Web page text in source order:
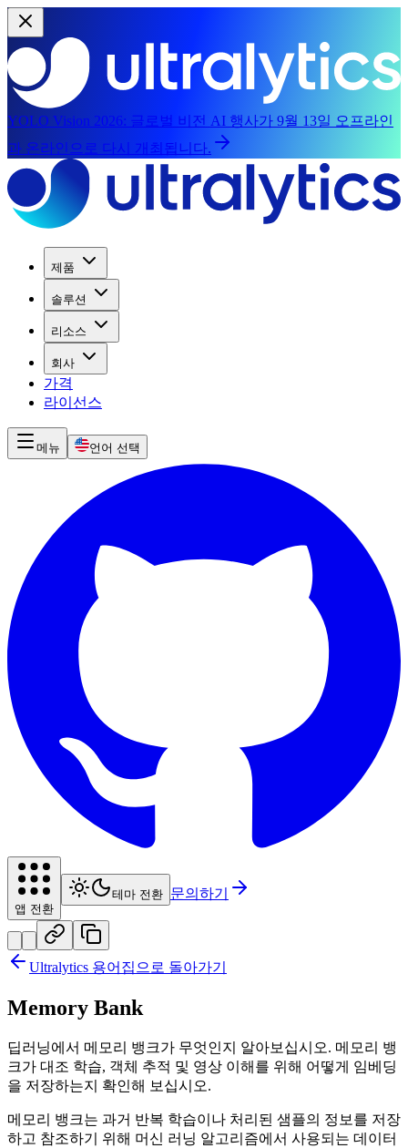
YOLO Vision 2026: 글로벌 비전 AI 행사가 9월 13일 오프라인
과 온라인으로 다시 개최됩니다.
제품
솔루션
리소스
회사
가격
라이선스
메뉴 언어 선택
앱 전환
테마 전환 문의하기
Ultralytics 용어집으로 돌아가기
Memory Bank
딥러닝에서 메모리 뱅크가 무엇인지 알아보십시오. 메모리 뱅
크가 대조 학습, 객체 추적 및 영상 이해를 위해 어떻게 임베딩
을 저장하는지 확인해 보십시오.
메모리 뱅크는 과거 반복 학습이나 처리된 샘플의 정보를 저장
하고 참조하기 위해 머신 러닝 알고리즘에서 사용되는 데이터